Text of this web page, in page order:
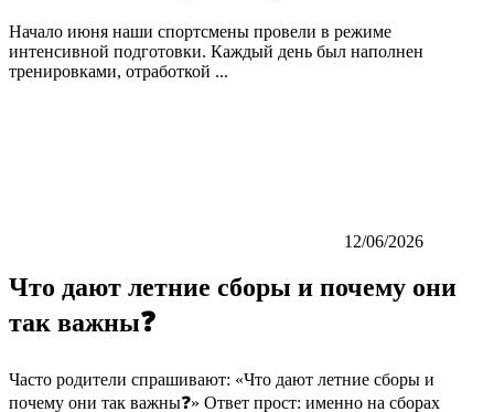
Начало июня наши спортсмены провели в режиме
интенсивной подготовки. Каждый день был наполнен
тренировками, отработкой ...
12/06/2026
Что дают летние сборы и почему они
так важны❓
Часто родители спрашивают: «Что дают летние сборы и
почему они так важны❓» Ответ прост: именно на сборах